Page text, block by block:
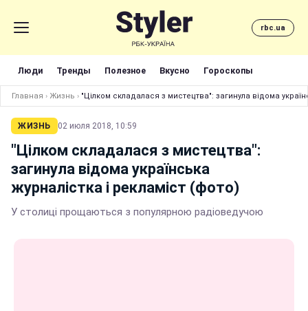
rbc.ua
Люди Тренды Полезное Вкусно Гороскопы
Главная › Жизнь › "Цілком складалася з мистецтва": загинула відома
ЖИЗНЬ 02 июля 2018, 10:59
"Цілком складалася з мистецтва":
загинула відома українська
журналістка і рекламіст (фото)
У столиці прощаються з популярною радіоведучою